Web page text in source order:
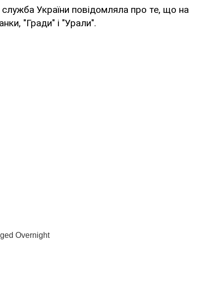
України повідомляла про те, що на
"Гради" і "Урали".